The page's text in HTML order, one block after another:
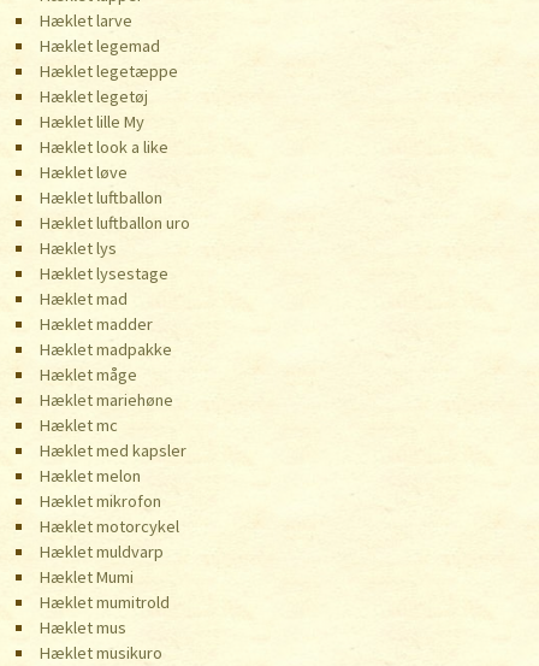
Hæklet larve
Hæklet legemad
Hæklet legetæppe
Hæklet legetøj
Hæklet lille My
Hæklet look a like
Hæklet løve
Hæklet luftballon
Hæklet luftballon uro
Hæklet lys
Hæklet lysestage
Hæklet mad
Hæklet madder
Hæklet madpakke
Hæklet måge
Hæklet mariehøne
Hæklet mc
Hæklet med kapsler
Hæklet melon
Hæklet mikrofon
Hæklet motorcykel
Hæklet muldvarp
Hæklet Mumi
Hæklet mumitrold
Hæklet mus
Hæklet musikuro